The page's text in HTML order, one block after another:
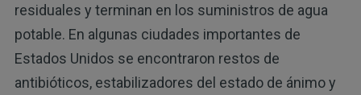
residuales y terminan en los suministros de agua
potable. En algunas ciudades importantes de
Estados Unidos se encontraron restos de
antibióticos, estabilizadores del estado de ánimo y